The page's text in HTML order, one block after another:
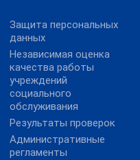
Защита персональных
данных
Независимая оценка
качества работы
учреждений
социального
обслуживания
Результаты проверок
Административные
регламенты